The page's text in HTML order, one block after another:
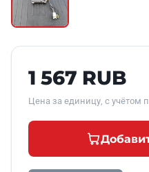
1 567 RUB
Цена за единицу, с учётом